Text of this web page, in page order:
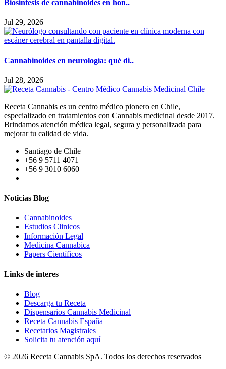
Biosíntesis de cannabinoides en hon..
Jul 29, 2026
Cannabinoides en neurología: qué di..
Jul 28, 2026
Receta Cannabis es un centro médico pionero en Chile,
especializado en tratamientos con Cannabis medicinal desde 2017.
Brindamos atención médica legal, segura y personalizada para
mejorar tu calidad de vida.
Santiago de Chile
+56 9 5711 4071
+56 9 3010 6060
Noticias Blog
Cannabinoides
Estudios Clinicos
Información Legal
Medicina Cannabica
Papers Científicos
Links de interes
Blog
Descarga tu Receta
Dispensarios Cannabis Medicinal
Receta Cannabis España
Recetarios Magistrales
Solicita tu atención aquí
© 2026 Receta Cannabis SpA. Todos los derechos reservados